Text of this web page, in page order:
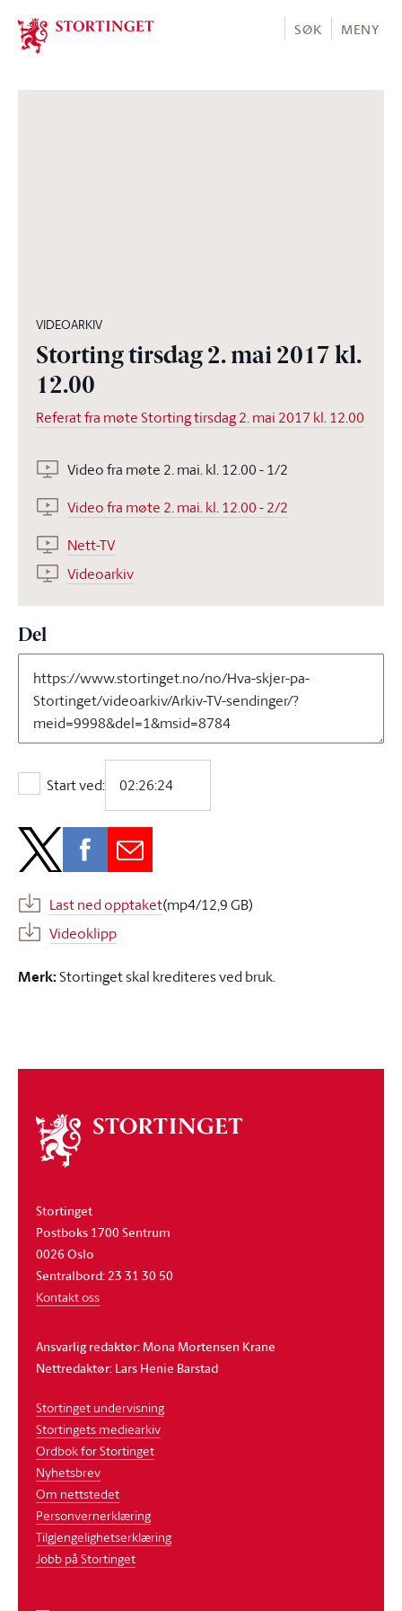
Stortinget.no
SØK MENY
VIDEOARKIV
Storting tirsdag 2. mai 2017 kl.
12.00
Referat fra møte Storting tirsdag 2. mai 2017 kl. 12.00
Video fra møte 2. mai. kl. 12.00 - 1/2
Video fra møte 2. mai. kl. 12.00 - 2/2
Nett-TV
Videoarkiv
Del
Start ved:
Start ved:
Last ned opptaket(mp4/12,9 GB)
Videoklipp
Merk:Stortinget skal krediteres ved bruk.
Om
stortinget
Stortinget
Postboks 1700 Sentrum
0026 Oslo
Sentralbord: 23 31 30 50
Kontakt oss
Ansvarlig redaktør: Mona Mortensen Krane
Nettredaktør: Lars Henie Barstad
Stortinget undervisning
Stortingets mediearkiv
Ordbok for Stortinget
Nyhetsbrev
Om nettstedet
Personvernerklæring
Tilgjengelighetserklæring
Jobb på Stortinget